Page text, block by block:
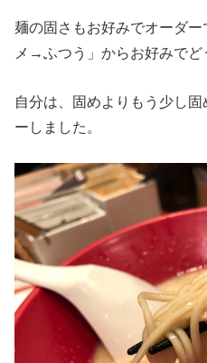
麺の固さもお好みでオーダ
メ→ふつう」からお好みでど
自分は、固めよりもう少し
ーしました。